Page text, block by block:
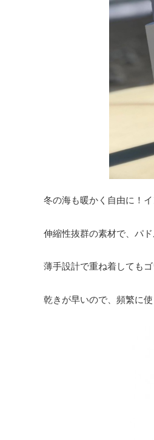
冬の海も暖かく自由に！
伸縮性抜群の素材で、パ
薄手設計で重ね着しても
乾きが早いので、頻繁に